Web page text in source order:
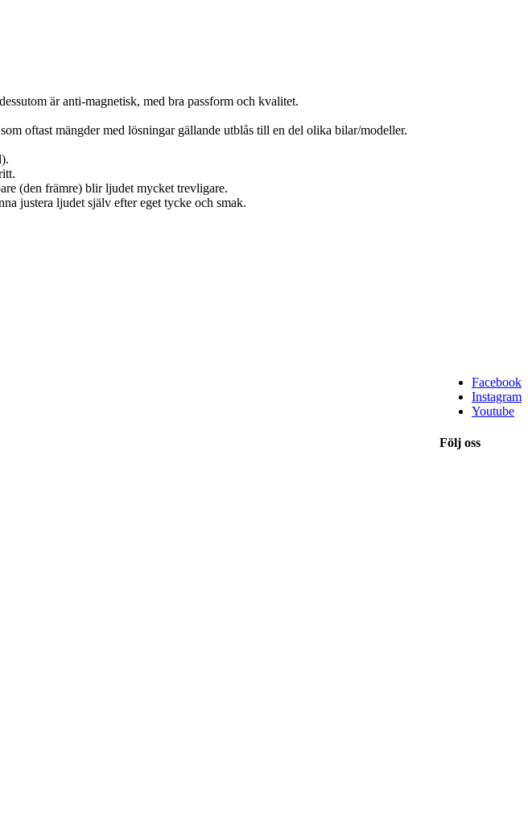
är anti-magnetisk, med bra passform och kvalitet.
oftast mängder med lösningar gällande utblås till en del olika bilar/modeller.
(den främre) blir ljudet mycket trevligare.
justera ljudet själv efter eget tycke och smak.
Facebook
Instagram
Youtube
Följ oss